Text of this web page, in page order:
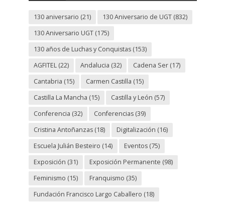
130 aniversario (21) 130 Aniversario de UGT(832)
130 Aniversario UGT(175)
130 años de Luchas y Conquistas(153)
AGFITEL(22) Andalucia (32) Cadena Ser(17)
Cantabria (15) Carmen Castilla (15)
Castilla La Mancha (15) Castilla y León (57)
Conferencia (32) Conferencias(39)
Cristina Antoñanzas(18) Digitalización (16)
Escuela Julián Besteiro (14) Eventos(75)
Exposición (31) Exposición Permanente (98)
Feminismo (15) Franquismo (35)
Fundación Francisco Largo Caballero (18)